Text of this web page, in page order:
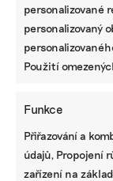
personalizované
personalizovaný
Použití
Funkce
Přiřazování a
údajů, Propojení
zařízení na
emisí,
inovací či
spotřeby
bez